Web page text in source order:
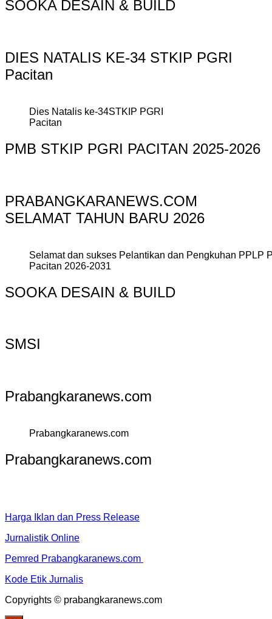
SOOKA DESAIN & BUILD
DIES NATALIS KE-34 STKIP PGRI
Pacitan
Dies Natalis ke-34STKIP PGRI
Pacitan
PMB STKIP PGRI PACITAN 2025-2026
PRABANGKARANEWS.COM
SELAMAT TAHUN BARU 2026
Selamat dan sukses Pelantikan dan Pengkuhan PPLP
Pacitan 2026-2031
SOOKA DESAIN & BUILD
SMSI
Prabangkaranews.com
Prabangkaranews.com
Prabangkaranews.com
Harga Iklan dan Press Release
Jurnalistik Online
Pemred Prabangkaranews.com
Kode Etik Jurnalis
Copyrights © prabangkaranews.com